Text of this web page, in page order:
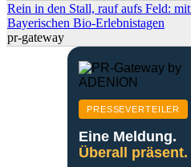
Rein in den Stall, rauf aufs Feld:
Bayerischen Bio-Erlebnistagen
pr-gateway
PRESSEVERTEILER
Eine Meldung.
Überall präsent.